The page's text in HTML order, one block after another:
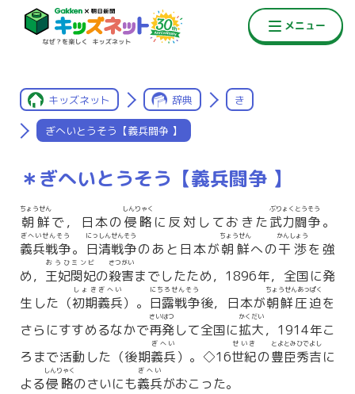
キッズネット 辞典 き
ぎへいとうそう【義兵闘争 】
＊ぎへいとうそう【義兵闘争 】
朝鮮
ちょうせん
で，日本の侵略
しんりゃく
に反対しておきた武力闘争
ぶりょくとうそう
。
義兵戦争
ぎへいせんそう
。 日清戦争
にっしんせんそう
のあと日本が朝鮮
ちょうせん
への干渉
かんしょう
を強
め， 王妃閔妃
おうひミンビ
の殺害
さつがい
までしたため，1896年，全国に発
生した（初期義兵
しょきぎへい
）。 日露戦争
にちろせんそう
後，日本が朝鮮圧迫
ちょうせんあっぱく
を
さらにすすめるなかで再発
さいはつ
して全国に拡大
かくだい
，1914年こ
ろまで活動した（後期義兵
ぎへい
）。◇16世紀
せいき
の豊臣秀吉
とよとみひでよし
に
よる侵略
しんりゃく
のさいにも義兵
ぎへい
がおこった。